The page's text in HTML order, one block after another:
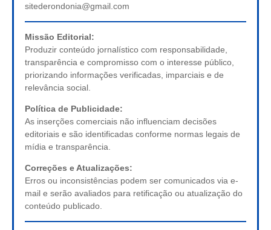
sitederondonia@gmail.com
Missão Editorial:
Produzir conteúdo jornalístico com responsabilidade,
transparência e compromisso com o interesse público,
priorizando informações verificadas, imparciais e de
relevância social.
Política de Publicidade:
As inserções comerciais não influenciam decisões
editoriais e são identificadas conforme normas legais de
mídia e transparência.
Correções e Atualizações:
Erros ou inconsistências podem ser comunicados via e-
mail e serão avaliados para retificação ou atualização do
conteúdo publicado.